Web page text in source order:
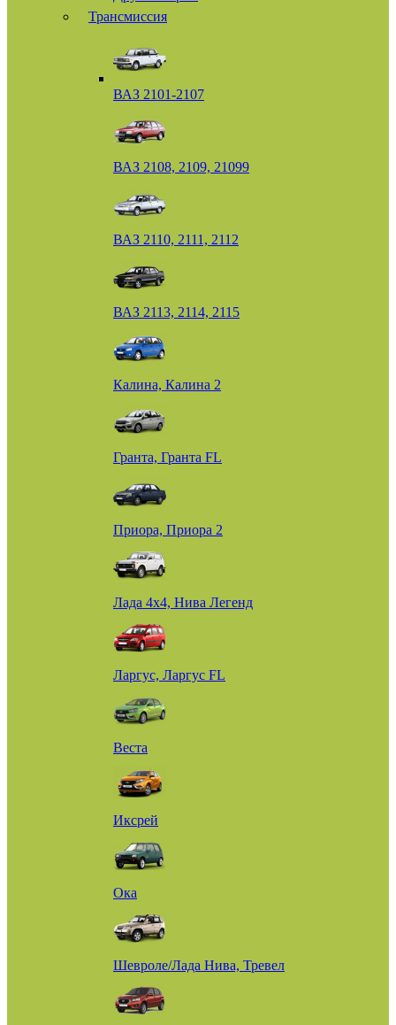
Трансмиссия
ВАЗ 2101-2107
ВАЗ 2108, 2109, 21099
ВАЗ 2110, 2111, 2112
ВАЗ 2113, 2114, 2115
Калина, Калина 2
Гранта, Гранта FL
Приора, Приора 2
Лада 4х4, Нива Легенд
Ларгус, Ларгус FL
Веста
Иксрей
Ока
Шевроле/Лада Нива, Тревел